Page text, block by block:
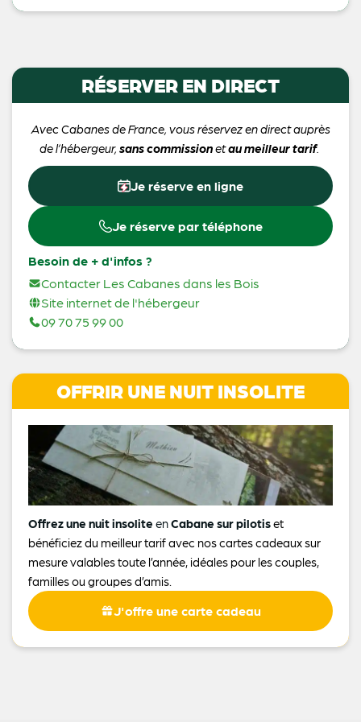
RÉSERVER EN DIRECT
Avec Cabanes de France, vous réservez en direct auprès
de l’hébergeur, sans commissionetau meilleur tarif.
Je réserve en ligne
Je réserve par téléphone
Besoin de + d'infos ?
Contacter Les Cabanes dans les Bois
Site internet de l'hébergeur
09 70 75 99 00
OFFRIR UNE NUIT INSOLITE
Offrez une nuit insolite enCabane sur pilotiset
bénéficiez du meilleur tarif avec nos cartes cadeaux sur
mesure valables toute l’année, idéales pour les couples,
familles ou groupes d’amis.
J'offre une carte cadeau